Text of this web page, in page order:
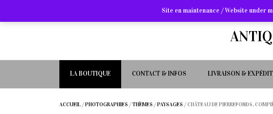
LA BOUTIQUE CONTACT & INFOS LIVRAISON &
ACCUEIL /PHOTOGRAPHIES /THÈMES /PAYSAGES / CHÂTEAU DE PIERREFONDS,
Site en maintenance / Website under